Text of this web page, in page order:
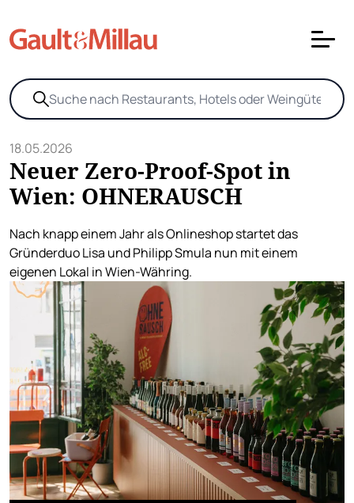
18.05.2026
Neuer Zero-Proof-Spot in
Wien: OHNERAUSCH
Nach knapp einem Jahr als Onlineshop startet das
Gründerduo Lisa und Philipp Smula nun mit einem
eigenen Lokal in Wien-Währing.